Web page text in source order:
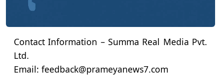
Contact Information – Summa Real Media Pvt.
Ltd.
Email: feedback@prameyanews7.com